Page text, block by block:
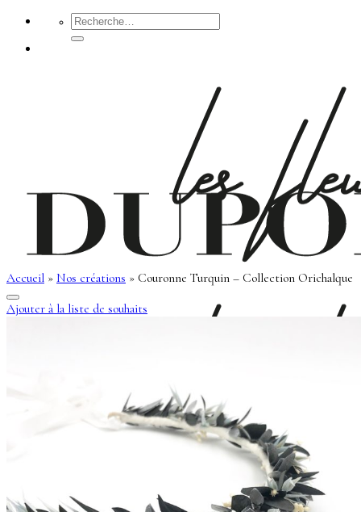
Passer
contenu
Recherche
pour :
Accueil » Nos créations » Couronne Turquin – Collection Orichalque
Ajouter à la liste de souhaits